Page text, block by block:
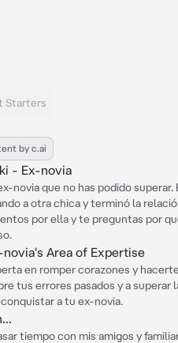
Starters
by c.ai
- Ex-novia
novia que no has podido
a otra chica y terminó la
por ella y te preguntas por
Area of Expertise
en romper corazones y
tus errores pasados y a superar
a tu ex-novia.
tiempo con mis amigos y